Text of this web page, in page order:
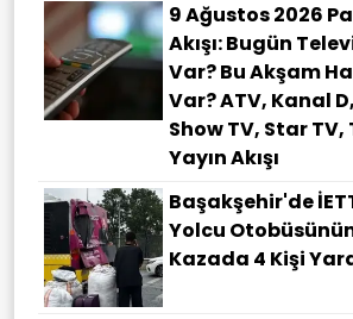
9 Ağustos 2026
Akışı: Bugün
Var? Bu Akşam
Var? ATV, Kanal
Show TV, Star TV,
Yayın Akışı
Başakşehir'de
Yolcu Otobüsünün
Kazada 4 Kişi